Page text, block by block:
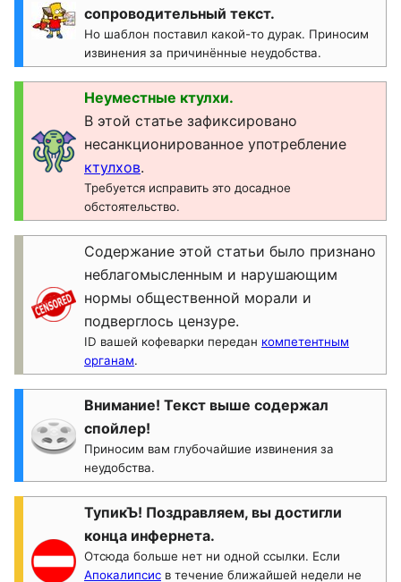
сопроводительный текст.
Но шаблон поставил какой-то дурак. Приносим
извинения за причинённые неудобства.
Неуместные ктулхи.
В этой статье зафиксировано
несанкционированное употребление
ктулхов.
Требуется исправить это досадное
обстоятельство.
Содержание этой статьи было признано
неблагомысленным и нарушающим
нормы общественной морали и
подверглось цензуре.
ID вашей кофеварки передан компетентным
органам.
Внимание! Текст выше содержал
спойлер!
Приносим вам глубочайшие извинения за
неудобства.
ТупикЪ! Поздравляем, вы достигли
конца инфернета.
Отсюда больше нет ни одной ссылки. Если
Апокалипсис в течение ближайшей недели не